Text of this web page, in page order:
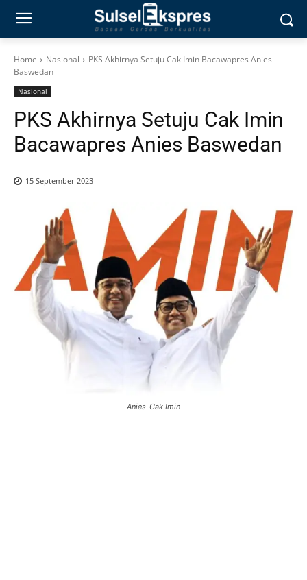
Home Nasional
PKS Akhirnya Setuju Cak Imin Bacawapres Anies
Baswedan
Nasional
PKS Akhirnya Setuju Cak Imin
Bacawapres Anies Baswedan
15 September 2023
Anies-Cak Imin